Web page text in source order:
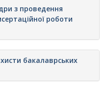
з проведення
роботи
бакалаврських